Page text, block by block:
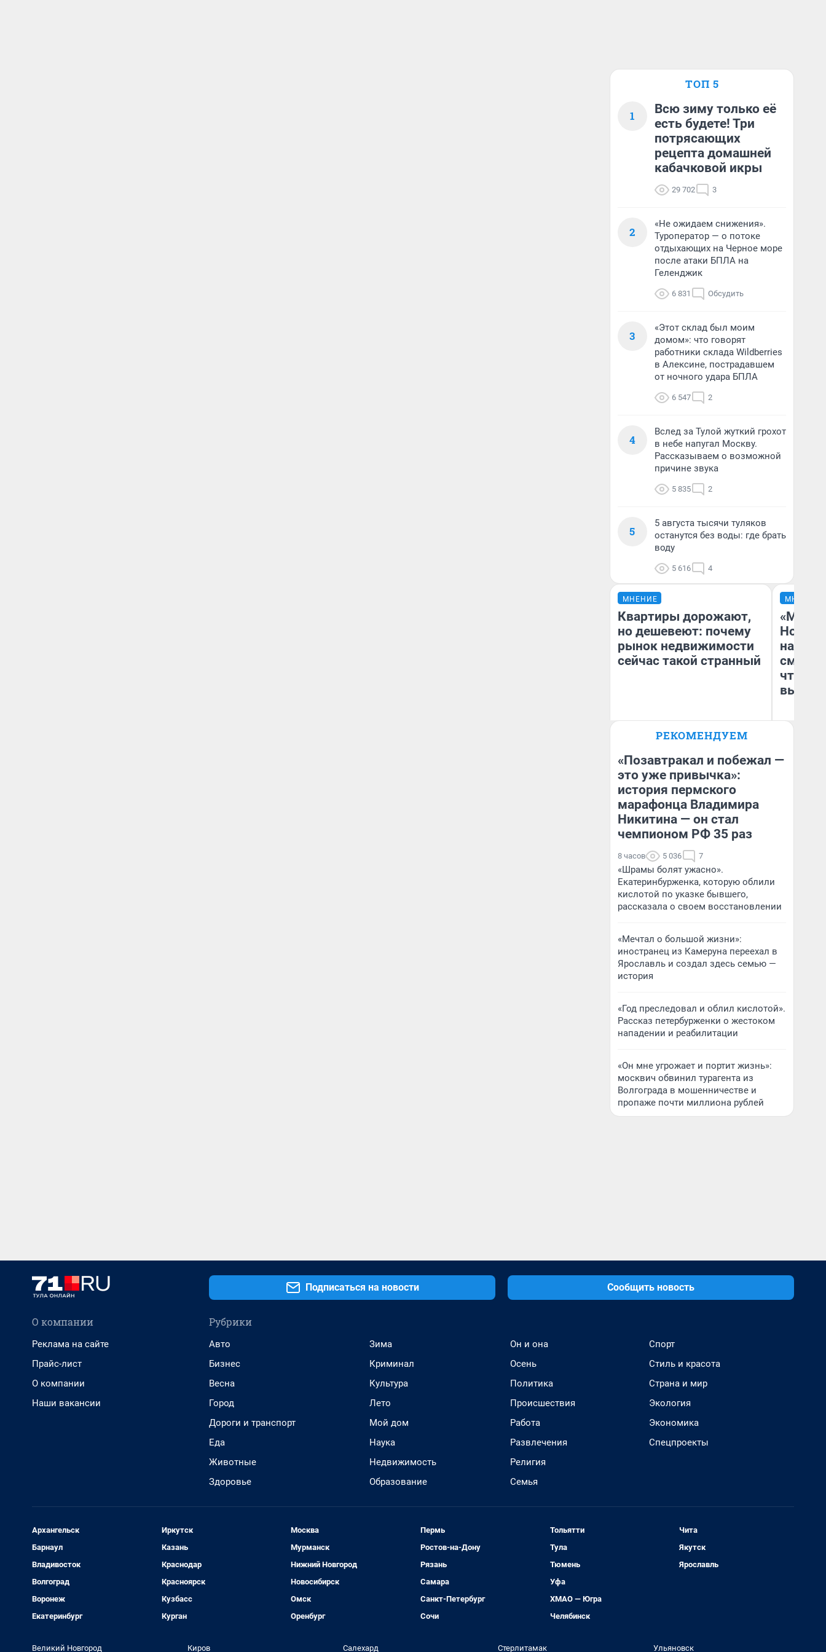
ТОП 5
1
Всю зиму только её
есть будете! Три
потрясающих
рецепта домашней
кабачковой икры
29 702 3
2
«Не ожидаем снижения».
Туроператор — о потоке
отдыхающих на Черное море
после атаки БПЛА на
Геленджик
6 831 Обсудить
3
«Этот склад был моим
домом»: что говорят
работники склада Wildberries
в Алексине, пострадавшем
от ночного удара БПЛА
6 547 2
4
Вслед за Тулой жуткий грохот
в небе напугал Москву.
Рассказываем о возможной
причине звука
5 835 2
5
5 августа тысячи туляков
останутся без воды: где брать
воду
5 616 4
МНЕНИЕ
Квартиры дорожают,
но дешевеют: почему
рынок недвижимости
сейчас такой странный
Екатерина Торопова
недвижимости
МНЕНИЕ
«Мы
чтобы
РЕКОМЕНДУЕМ
«Позавтракал и побежал —
это уже привычка»:
история пермского
марафонца Владимира
Никитина — он стал
чемпионом РФ 35 раз
8 часов 5 036 7
«Шрамы болят ужасно».
Екатеринбурженка, которую облили
кислотой по указке бывшего,
рассказала о своем восстановлении
«Мечтал о большой жизни»:
иностранец из Камеруна переехал в
Ярославль и создал здесь семью —
история
«Год преследовал и облил кислотой».
Рассказ петербурженки о жестоком
нападении и реабилитации
«Он мне угрожает и портит жизнь»:
москвич обвинил турагента из
Волгограда в мошенничестве и
пропаже почти миллиона рублей
Подписаться на новости Сообщить новость
О компании
Реклама на сайте
Прайс-лист
О компании
Наши вакансии
Рубрики
Авто
Бизнес
Весна
Город
Дороги и транспорт
Еда
Животные
Здоровье
Зима
Криминал
Культура
Лето
Мой дом
Наука
Недвижимость
Образование
Он и она
Осень
Политика
Происшествия
Работа
Развлечения
Религия
Семья
Спорт
Стиль и красота
Страна и мир
Экология
Экономика
Спецпроекты
Архангельск
Барнаул
Владивосток
Волгоград
Воронеж
Екатеринбург
Иркутск
Казань
Краснодар
Красноярск
Кузбасс
Курган
Москва
Мурманск
Нижний Новгород
Новосибирск
Омск
Оренбург
Пермь
Ростов-на-Дону
Рязань
Самара
Санкт-Петербург
Сочи
Тольятти
Тула
Тюмень
Уфа
ХМАО — Югра
Челябинск
Чита
Якутск
Ярославль
Великий Новгород Киров Салехард Стерлитамак Ульяновск